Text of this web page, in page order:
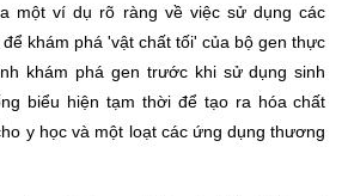
một ví dụ rõ ràng về việc sử dụng các
khám phá 'vật chất tối' của bộ gen thực
khám phá gen trước khi sử dụng sinh
biểu hiện tạm thời để tạo ra hóa chất
y học và một loạt các ứng dụng thương